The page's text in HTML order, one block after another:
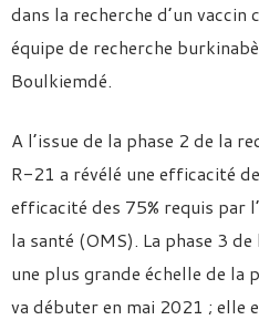
dans la recherche d’un
équipe de recherche
Boulkiemdé.
A l’issue de la phase 2 de la
R-21 a révélé une efficacité
efficacité des 75% requis par
la santé (OMS). La phase 3
une plus grande échelle de la
va débuter en mai 2021 ; elle